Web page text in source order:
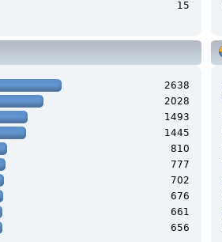
15
2638
2028
1493
1445
810
777
702
676
661
656